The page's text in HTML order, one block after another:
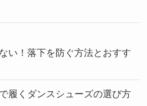
い！落下を防ぐ方法とおすす
履くダンスシューズの選び方